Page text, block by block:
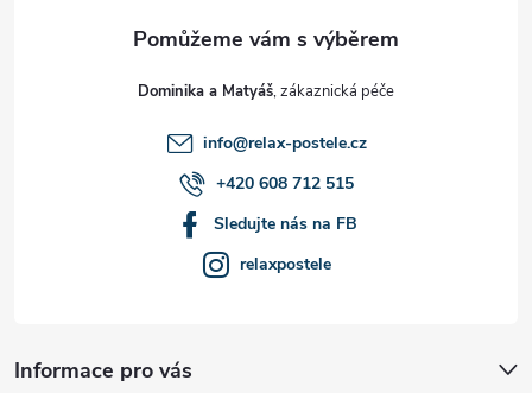
Dominika a Matyáš
info@relax-postele.cz
+420 608 712 515
Sledujte nás na FB
relaxpostele
Informace pro vás